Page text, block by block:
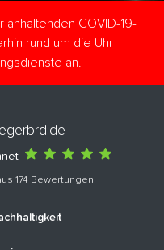
COVID-19-
rund um die Uhr
an.
174 Bewertungen